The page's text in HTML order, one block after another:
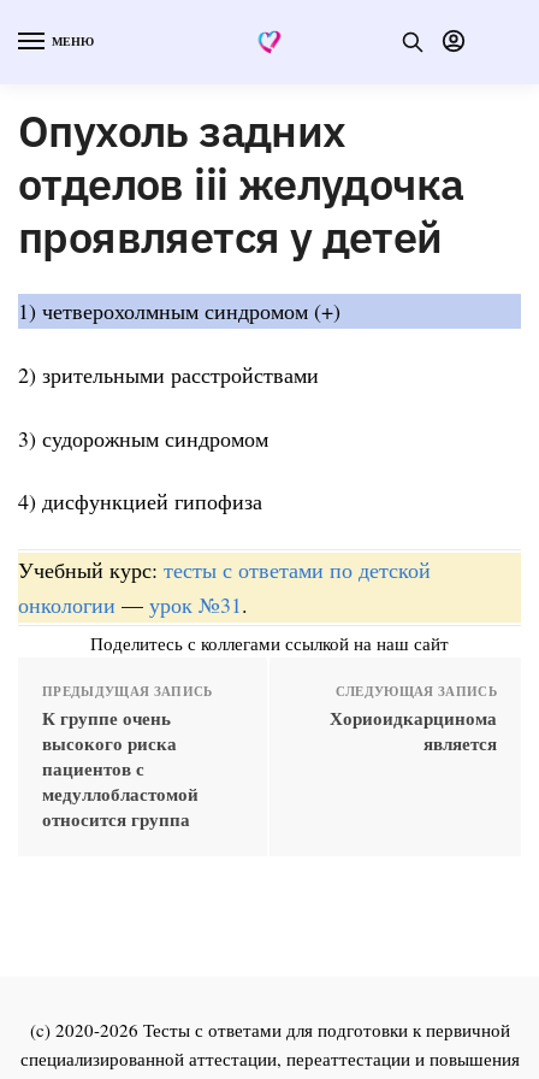
МЕНЮ
Опухоль задних
отделов iii желудочка
проявляется у детей
1) четверохолмным синдромом (+)
2) зрительными расстройствами
3) судорожным синдромом
4) дисфункцией гипофиза
Учебный курс: тесты с ответами по детской
онкологии — урок №31.
Поделитесь с коллегами ссылкой на наш сайт
ПРЕДЫДУЩАЯ ЗАПИСЬ
К группе очень
высокого риска
пациентов с
медуллобластомой
относится группа
СЛЕДУЮЩАЯ ЗАПИСЬ
Хориоидкарцинома
является
(c) 2020-2026 Тесты с ответами для подготовки к первичной
специализированной аттестации, переаттестации и повышения